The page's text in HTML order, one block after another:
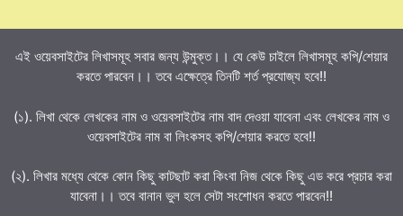
এই ওয়েবসাইটের লিখাসমূহ সবার জন্য উন্মুক্ত।। যে কেউ চাইলে লিখাসমূহ কপি/শেয়ার
করতে পারবেন।। তবে এক্ষেত্রে তিনটি শর্ত প্রযোজ্য হবে!!
(১). লিখা থেকে লেখকের নাম ও ওয়েবসাইটের নাম বাদ দেওয়া যাবেনা এবং লেখকের নাম ও
ওয়েবসাইটের নাম বা লিংকসহ কপি/শেয়ার করতে হবে!!
(২). লিখার মধ্যে থেকে কোন কিছু কাটছাট করা কিংবা নিজ থেকে কিছু এড করে প্রচার করা
যাবেনা।। তবে বানান ভুল হলে সেটা সংশোধন করতে পারবেন!!